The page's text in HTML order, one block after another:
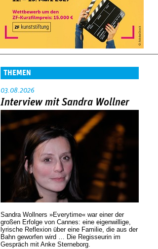
THEMEN
03.08.2026
Interview mit Sandra Wollner
Sandra Wollners »Everytime« war einer der
großen Erfolge von Cannes: eine eigenwillige,
lyrische Reflexion über eine ­Familie, die aus der
Bahn geworfen wird … Die Regisseurin im
Gespräch mit Anke Sterneborg.